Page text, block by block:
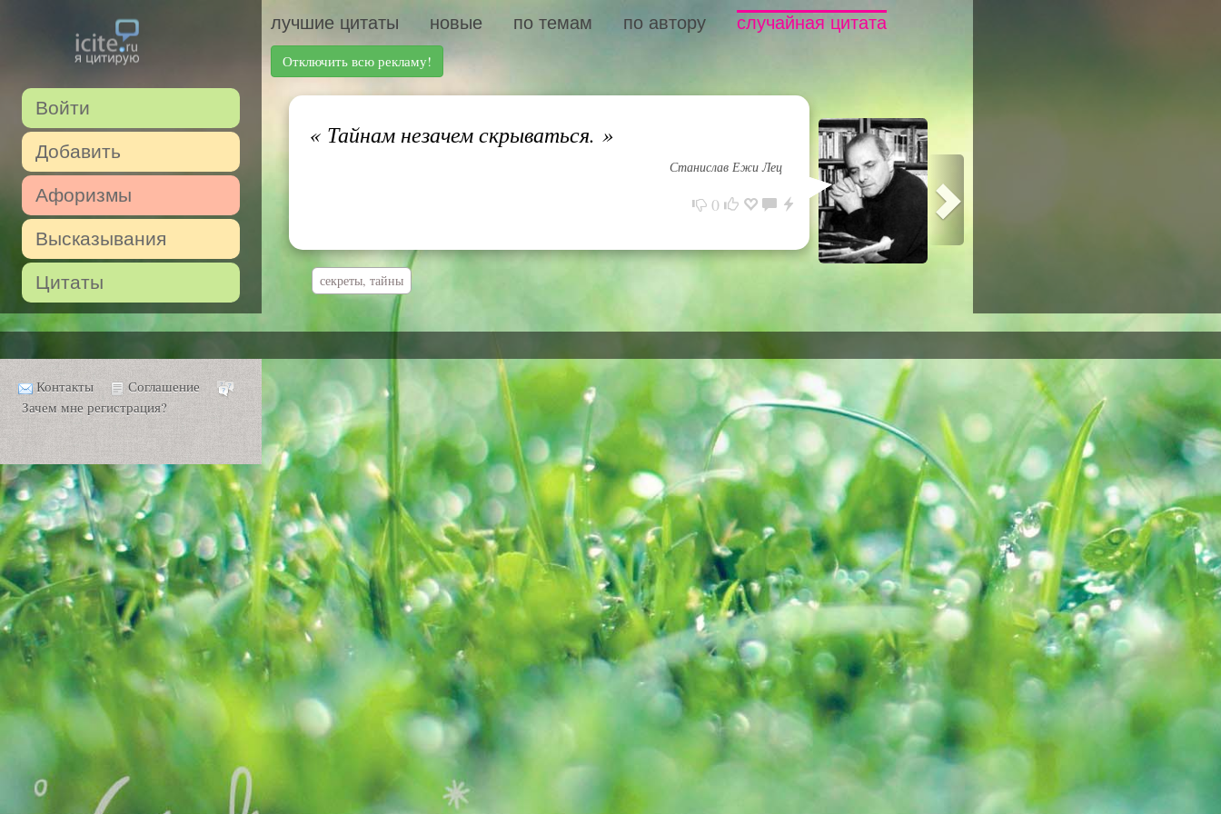
Войти
Добавить
Афоризмы
Высказывания
Цитаты
лучшие цитаты новые по темам по автору случайная цитата
Отключить всю рекламу!
«Тайнам незачем скрываться. »
Станислав Ежи Лец
0
секреты, тайны
Контакты
Соглашение
Зачем мне регистрация?